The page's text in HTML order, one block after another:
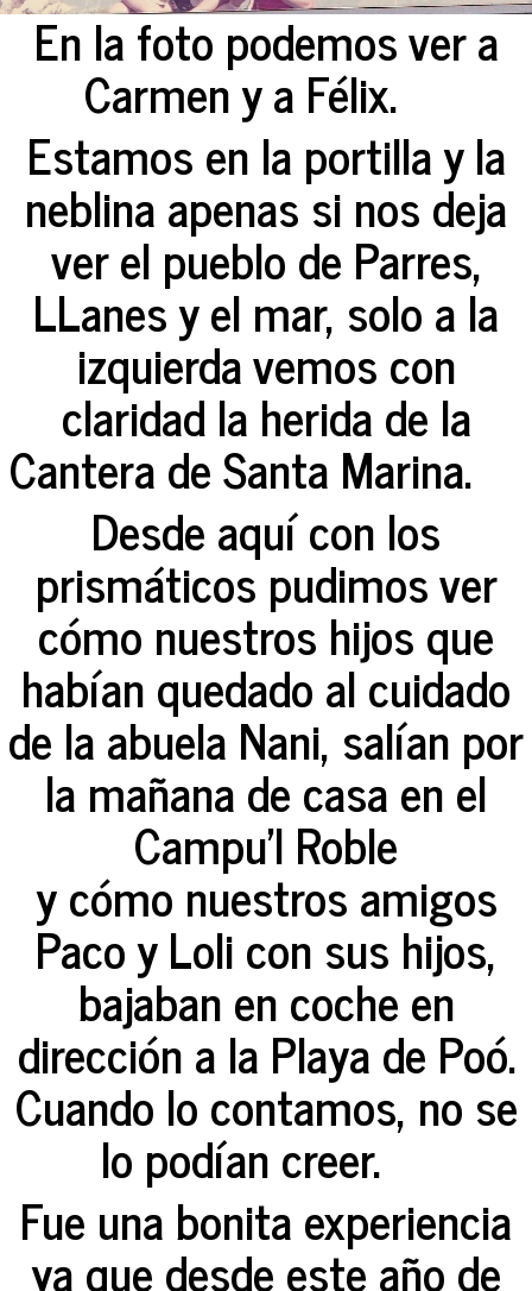
En la foto podemos ver a
Carmen y a Félix.
Estamos en la portilla y la
neblina apenas si nos deja
ver el pueblo de Parres,
LLanes y el mar, solo a la
izquierda vemos con
claridad la herida de la
Cantera de Santa Marina.
Desde aquí con los
prismáticos pudimos ver
cómo nuestros hijos que
habían quedado al cuidado
de la abuela Nani, salían por
la mañana de casa en el
Campu'l Roble
y cómo nuestros amigos
Paco y Loli con sus hijos,
bajaban en coche en
dirección a la Playa de Poó.
Cuando lo contamos, no se
lo podían creer.
Fue una bonita experiencia
ya que desde este año de